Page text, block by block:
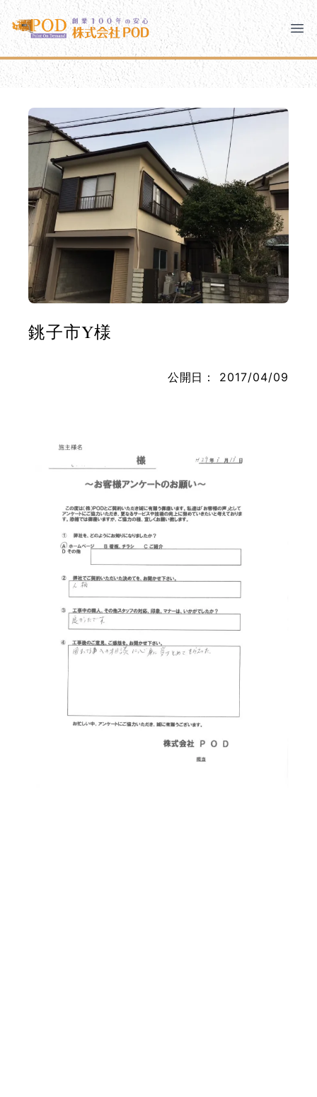
メインコンテンツにスキップ
株式会社ペイント・オン・デマンド
千葉の外壁塗装・屋根塗装なら創業100年の安心 ペイン
株式会社ペイント・オン・デマンド
モバイルメニュー
PODのまちづくり 安心の取り組み
ご相談と流れ よくあるご質問
PODについて
お問い合わせ
銚子市Y様
公開日： 2017/04/09